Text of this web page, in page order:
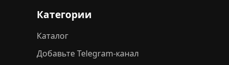
Категории
Каталог
Добавьте Telegram-канал